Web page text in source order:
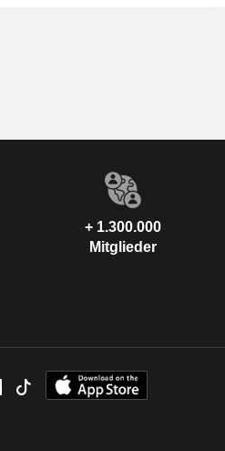
+ 1.300.000
Mitglieder